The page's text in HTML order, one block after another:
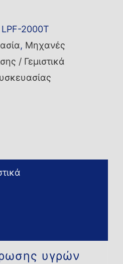
LPF-2000T
, Μηχανές
/ Γεμιστικά
υγρών